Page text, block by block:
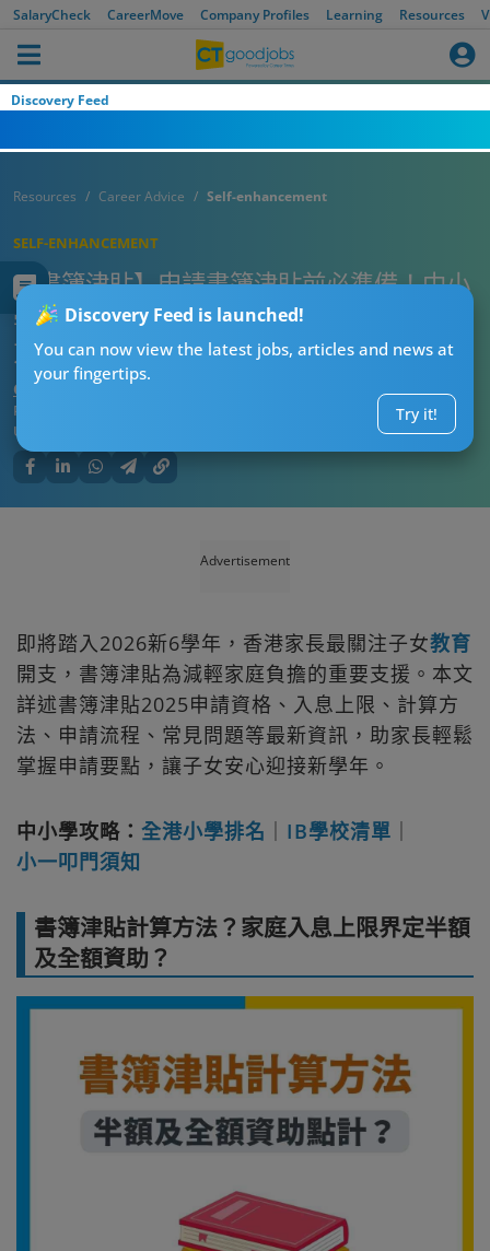
SalaryCheck CareerMove Company Profiles Learning Resources
Discovery Feed
Discovery Feed is launched!
You can now view the latest jobs, articles and news at
your fingertips.
Try it!
Resources Career Advice Self-enhancement
SELF-ENHANCEMENT
【書簿津貼】申請書簿津貼前必準備！中小
學金額最高幾錢？申請資格/入息上限/計算
方法指南
CTgoodjobs’ Editor
Published:
Updated:
Advertisement
即將踏入2026新6學年，香港家長最關注子女教育
開支，書簿津貼為減輕家庭負擔的重要支援。本文
詳述書簿津貼2025申請資格、入息上限、計算方
法、申請流程、常見問題等最新資訊，助家長輕鬆
掌握申請要點，讓子女安心迎接新學年。
中小學攻略： 全港小學排名 IB學校清單
小一叩門須知
書簿津貼計算方法？家庭入息上限界定半額
及全額資助？